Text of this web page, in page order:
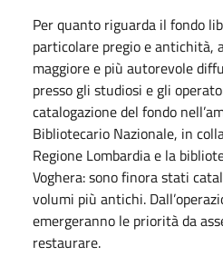
Per quanto riguarda il fondo
particolare pregio e antichità,
maggiore e più autorevole
presso gli studiosi e gli
catalogazione del fondo
Bibliotecario Nazionale, in
Regione Lombardia e la
Voghera: sono finora stati
volumi più antichi.
emergeranno le priorità da
restaurare.